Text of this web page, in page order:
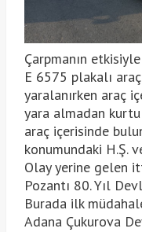
Çarpmanın
E 6575 plakalı
yaralanırken araç
yara almadan
araç içerisinde
konumundaki H.Ş.
Olay yerine gelen
Pozantı 80. Yıl
Burada ilk
Adana Çukurova